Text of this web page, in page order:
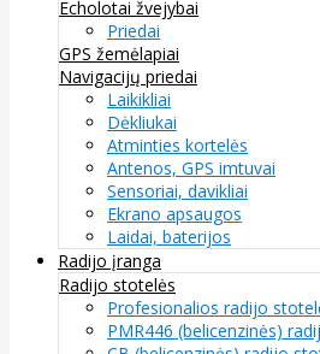
Echolotai žvejybai
Priedai
GPS žemėlapiai
Navigacijų priedai
Laikikliai
Dėkliukai
Atminties kortelės
Antenos, GPS imtuvai
Sensoriai, davikliai
Ekrano apsaugos
Laidai, baterijos
Radijo įranga
Radijo stotelės
Profesionalios radijo
PMR446 (belicenzinės)